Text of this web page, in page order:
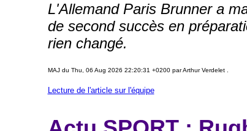
L'Allemand Paris Brunner a
de second succès en
rien changé.
MAJ du Thu, 06 Aug 2026 22:20:31 +0200 par Arthur Verdelet .
Lecture de l'article sur l'équipe